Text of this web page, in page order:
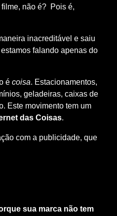
não é? Pois é,
inacreditável e saiu
falando apenas do
é coisa. Estacionamentos,
geladeiras, caixas de
Este movimento tem um
das Coisas.
com a publicidade, que
sua marca não tem